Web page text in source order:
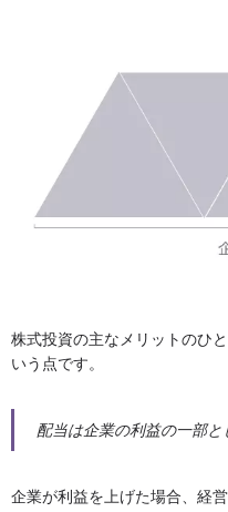
株式投資の主なメリットのひ
いう点です。
配当は企業の利益の一部と
企業が利益を上げた場合、経